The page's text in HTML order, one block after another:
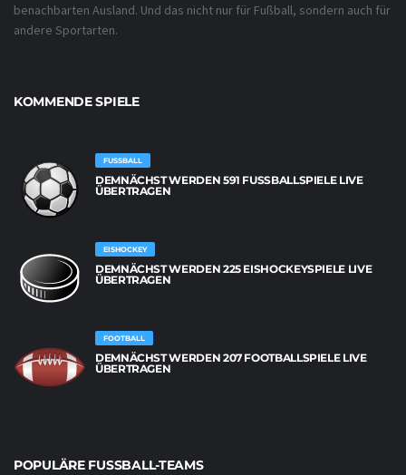
benachbarten Ausland. Und das nicht nur für Fußball, sondern auch für
andere Sportarten.
KOMMENDE SPIELE
FUSSBALL
DEMNÄCHST WERDEN 591 FUSSBALLSPIELE LIVE Ü
BERTRAGEN
EISHOCKEY
DEMNÄCHST WERDEN 225 EISHOCKEYSPIELE LIVE
ÜBERTRAGEN
FOOTBALL
DEMNÄCHST WERDEN 207 FOOTBALLSPIELE LIVE
ÜBERTRAGEN
POPULÄRE FUSSBALL-TEAMS